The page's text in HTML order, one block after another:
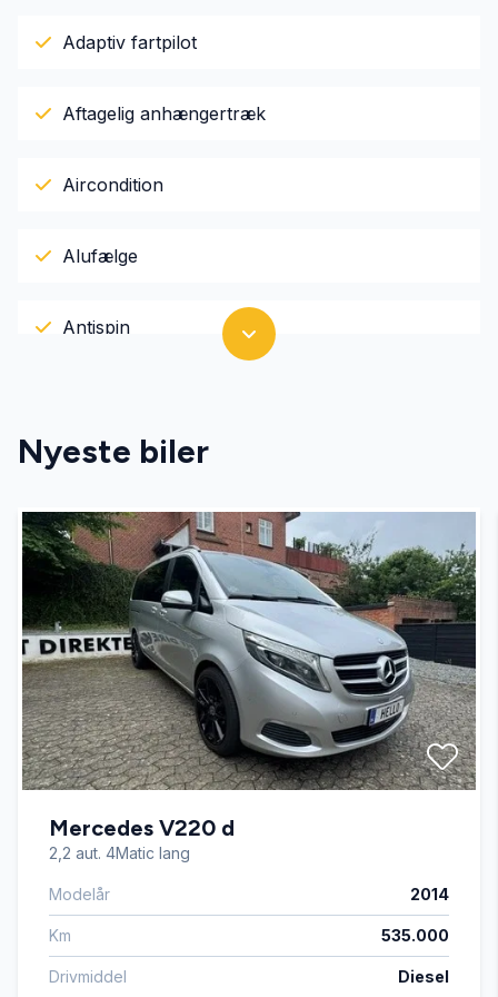
Adaptiv fartpilot
Aftagelig anhængertræk
Aircondition
Alufælge
Antispin
Automatgear
Automatisk fjernlys
Automatisk lys
AUX tilslutning
Bakkamera
Buet lys
Centrallås
Digitalt cockpit
Nyeste biler
Mercedes V220 d
2,2 aut. 4Matic lang
Modelår 2014
Km 535.000
Drivmiddel Diesel